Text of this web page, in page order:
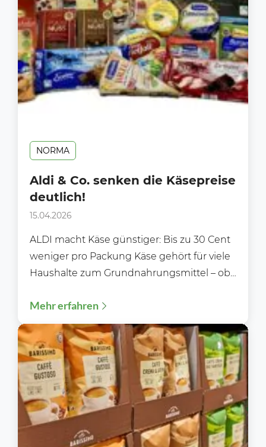
NORMA
Aldi & Co. senken die Käsepreise
deutlich!
15.04.2026
ALDI macht Käse günstiger: Bis zu 30 Cent
weniger pro Packung Käse gehört für viele
Haushalte zum Grundnahrungsmittel – ob
Mehr erfahren